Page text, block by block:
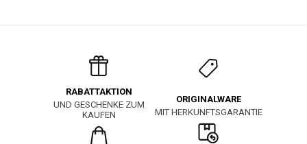
RABATTAKTION
UND GESCHENKE ZUM
KAUFEN
ORIGINALWARE
MIT HERKUNFTSGARANTIE